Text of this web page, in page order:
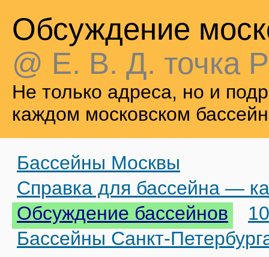
Обсуждение
@ Е. В. Д. точка
Не только адреса, но и
каждом московском
Бассейны Москвы
Справка для бассейна —
Обсуждение бассейнов
Бассейны Санкт-